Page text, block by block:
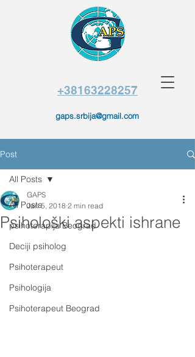
+38163228257
gaps.srbija@gmail.com
Post
All Posts
psihoterapija Beograd
Deciji psiholog
Psihoterapeut
Psihologija
Psihoterapeut Beograd
All Posts
Psihološki aspekti ishrane
GAPS
Jan 5, 2018 2 min read